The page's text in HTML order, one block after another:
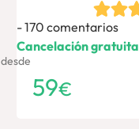
170 comentarios
desde
59€
Cancelación gratuita